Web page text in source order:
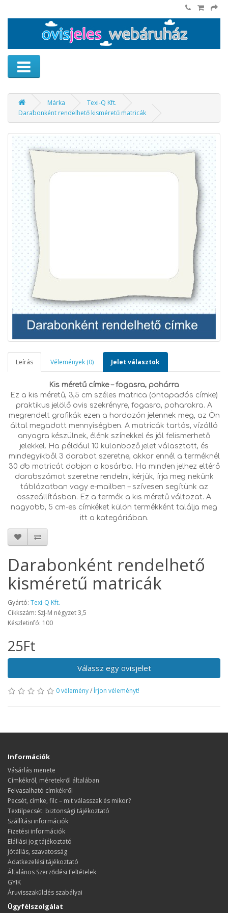
Márka
Texi-Q Kft.
Darabonként rendelhető kisméretű matricák
Leírás Vélemények (0) Jelet választok
Kis méretű címke – fogasra, pohárra
Ez a kis méretű, 3,5 cm széles matrica (öntapadós címke)
praktikus jelölő ovis szekrényre, fogasra, poharakra. A
megrendelt grafikák ezen a hordozón jelennek meg, az Ön
által megadott mennyiségben. A matricák tartós, vízálló
anyagra készülnek, élénk színekkel és jól felismerhető
jelekkel. Ha például 10 különböző jelet választott, és
mindegyikből 3 darabot szeretne, akkor ennél a terméknél
30 db matricát dobjon a kosárba. Ha minden jelhez eltérő
darabszámot szeretne rendelni, kérjük, írja meg nekünk
táblázatban vagy e-mailben – szívesen segítünk az
összeállításban. Ez a termék a kis méretű változat. A
nagyobb, 5 cm-es címkéket külön termékként találja meg
itt a kategóriában.
Darabonként rendelhető
kisméretű matricák
Gyártó: Texi-Q Kft.
Cikkszám: SzJ-M négyzet 3,5
Készletinfó: 100
25Ft
Válassz egy ovisjelet
0 vélemény/ Írjon véleményt!
Információk
Vásárlás menete
​​​​​​​Címkékről, méretekről általában
Felvasalható címkékről
Pecsét, címke, filc – mit válasszak és mikor?
Textilpecsét: biztonsági tájékoztató
Szállítási információk
Fizetési információk
Elállási jog tájékoztató
Jótállás, szavatosság
Adatkezelési tájékoztató
Általános Szerződési Feltételek
GYIK
Áruvisszaküldés szabályai
Ügyfélszolgálat